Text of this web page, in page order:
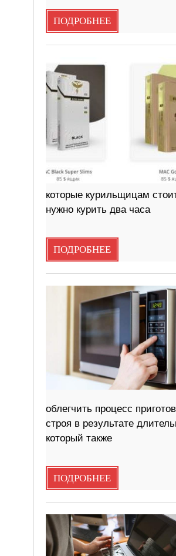
ПОДРОБНЕЕ
которые курильщицам
нужно курить два часа
ПОДРОБНЕЕ
облегчить процесс
строя в результате
который также
ПОДРОБНЕЕ